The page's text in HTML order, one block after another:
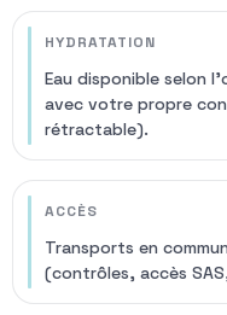
HYDRATATION
Eau disponible selon
avec votre propre
rétractable).
ACCÈS
Transports en
(contrôles, accès